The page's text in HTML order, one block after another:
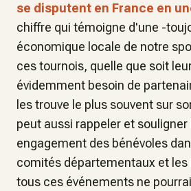
se disputent en France en
chiffre qui témoigne d'une -
économique locale de notre
ces tournois, quelle que soit
évidemment besoin de
les trouve le plus souvent sur
peut aussi rappeler et
engagement des bénévoles
comités départementaux et les
tous ces événements ne